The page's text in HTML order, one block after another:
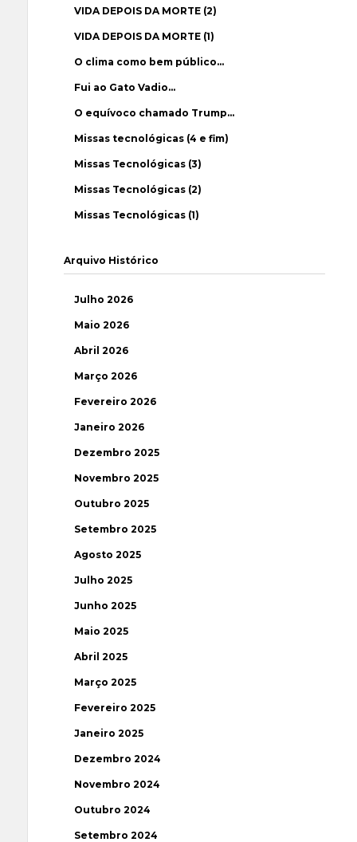
VIDA DEPOIS DA MORTE (2)
VIDA DEPOIS DA MORTE (1)
O clima como bem público…
Fui ao Gato Vadio…
O equívoco chamado Trump…
Missas tecnológicas (4 e fim)
Missas Tecnológicas (3)
Missas Tecnológicas (2)
Missas Tecnológicas (1)
Arquivo Histórico
Julho 2026
Maio 2026
Abril 2026
Março 2026
Fevereiro 2026
Janeiro 2026
Dezembro 2025
Novembro 2025
Outubro 2025
Setembro 2025
Agosto 2025
Julho 2025
Junho 2025
Maio 2025
Abril 2025
Março 2025
Fevereiro 2025
Janeiro 2025
Dezembro 2024
Novembro 2024
Outubro 2024
Setembro 2024